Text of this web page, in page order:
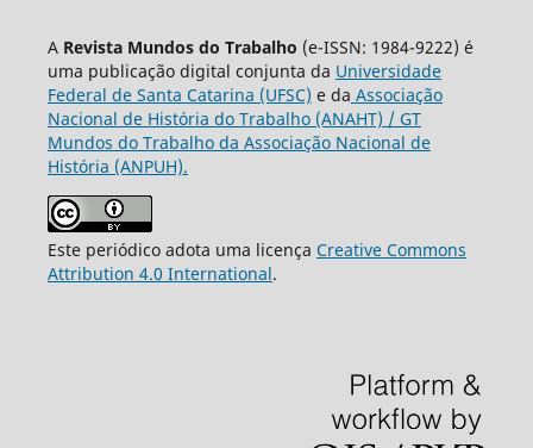
A Revista Mundos do Trabalho (e-ISSN: 1984-9222) é
uma publicação digital conjunta da Universidade
Federal de Santa Catarina (UFSC) e da Associação
Nacional de História do Trabalho (ANAHT) / GT
Mundos do Trabalho da Associação Nacional de
História (ANPUH).
Este periódico adota uma licença Creative Commons
Attribution 4.0 International.